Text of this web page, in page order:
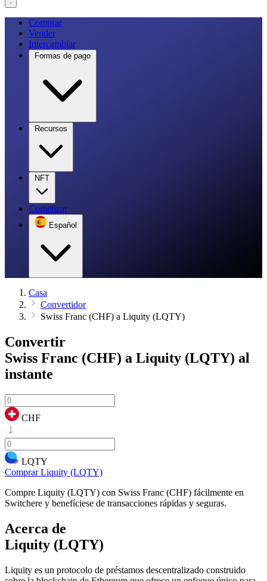
Comprar
Vender
Intercambiar
Formas de pago
Recursos
NFT
Comenzar
Español
Casa
Convertidor
Swiss Franc (CHF) a Liquity (LQTY)
Convertir
Swiss Franc (CHF) a Liquity (LQTY) al
instante
CHF
LQTY
Comprar Liquity (LQTY)
Compre Liquity (LQTY) con Swiss Franc (CHF) fácilmente en
Switchere y benefíciese de transacciones rápidas y seguras.
Acerca de
Liquity (LQTY)
Liquity es un protocolo de préstamos descentralizado construido